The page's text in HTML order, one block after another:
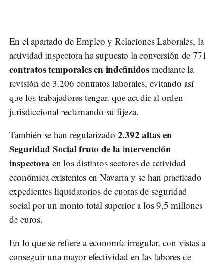
En el apartado de Empleo y Relaciones Laborales, la
actividad inspectora ha supuesto la conversión de 771
contratos temporales en indefinidos mediante la
revisión de 3.206 contratos laborales, evitando así
que los trabajadores tengan que acudir al orden
jurisdiccional reclamando su fijeza.
También se han regularizado 2.392 altas en
Seguridad Social fruto de la intervención
inspectora en los distintos sectores de actividad
económica existentes en Navarra y se han practicado
expedientes liquidatorios de cuotas de seguridad
social por un monto total superior a los 9,5 millones
de euros.
En lo que se refiere a economía irregular, con vistas a
conseguir una mayor efectividad en las labores de